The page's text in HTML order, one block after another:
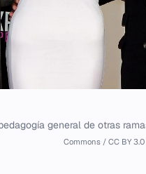
general de otras
Commons / CC BY 3.0